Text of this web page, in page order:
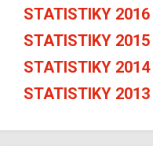
STATISTIKY 2016
STATISTIKY 2015
STATISTIKY 2014
STATISTIKY 2013